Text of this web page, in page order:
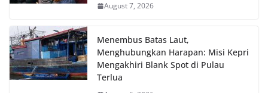
August 7, 2026
Menembus Batas Laut,
Menghubungkan Harapan: Misi Kepri
Mengakhiri Blank Spot di Pulau
Terlua